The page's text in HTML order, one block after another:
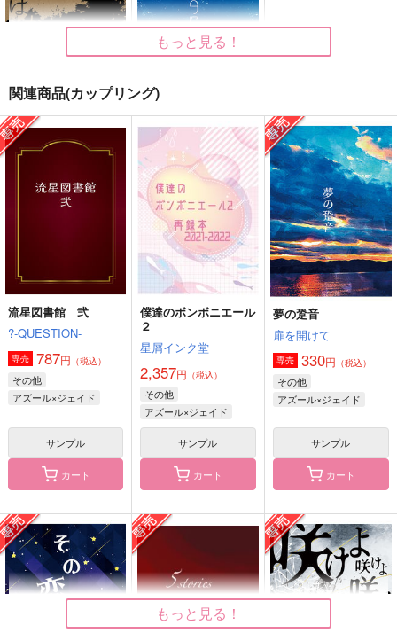
629円（税込）
作品詳細
495円（税込） 山田利吉×小松田秀作
Contorno
ホルン吹きの休日
787円
ジェイド×アズール
サンプル
作品詳細
いつか必ず死ぬことを
忘れるな
aice
1,572
アズール・アーシェング
ロット
サンプル
作品詳細
ぼくらのいろいろ
coto coto
2,970
イデア×アズール
サンプル
作品詳細
はかばかしきしたい
330円（税込）
あなタにこイヲスる
扉を開けて
専売 330 （税込）
その他
アズール×ジェイド
サンプル
カート
もっと見る！
関連商品(カップリング)
流星図書館 弐
?-QUESTION-
専売 787円 （税込）
その他
アズール×ジェイド
サンプル
カート
僕達のボンボニエール
２
星屑インク堂
2,357円 （税込）
その他
アズール×ジェイド
サンプル
カート
夢の跫音
扉を開けて
専売 330円 （税込）
その他
アズール×ジェイド
サンプル
カート
もっと見る！